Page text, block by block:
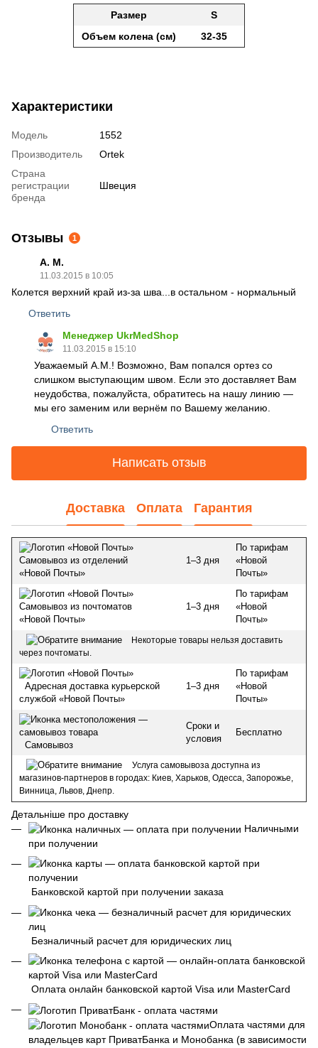
Размер
S
Объем колена (см)
32-35
Характеристики
Модель
1552
Производитель
Ortek
Страна
регистрации
бренда
Швеция
Отзывы 1
А. М.
11.03.2015 в 10:05
Колется верхний край из-за шва...в остальном - нормальный
Ответить
Менеджер UkrMedShop
11.03.2015 в 15:10
Уважаемый А.М.! Возможно, Вам попался ортез со
слишком выступающим швом. Если это доставляет Вам
неудобства, пожалуйста, обратитесь на нашу линию —
мы его заменим или вернём по Вашему желанию.
Ответить
Написать отзыв
Доставка Оплата Гарантия
Самовывоз из отделений
«Новой Почты»
1–3 дня
По тарифам
«Новой
Почты»
Самовывоз из почтоматов
«Новой Почты»
1–3 дня
По тарифам
«Новой
Почты»
Некоторые товары нельзя доставить
через почтоматы.
Адресная доставка курьерской
службой «Новой Почты»
1–3 дня
По тарифам
«Новой
Почты»
Самовывоз
Сроки и
условия
Бесплатно
Услуга самовывоза доступна из
магазинов-партнеров в городах: Киев, Харьков, Одесса, Запорожье,
Винница, Львов, Днепр.
Детальніше про доставку
Наличными
при получении
Банковской картой при получении заказа
Безналичный расчет для юридических лиц
Оплата онлайн банковской картой Visa или MasterCard
Оплата частями для
владельцев карт ПриватБанка и Монобанка (в зависимости